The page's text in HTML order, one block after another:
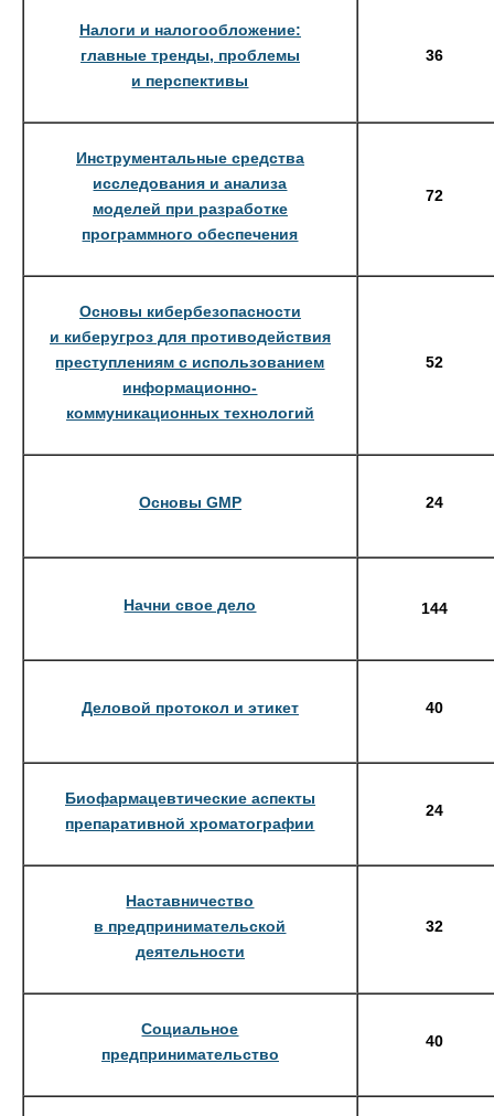
Налоги и налогообложение:
главные тренды, проблемы
и перспективы
36
Инструментальные средства
исследования и анализа
моделей при разработке
программного обеспечения
72
Основы кибербезопасности
и киберугроз для противодействия
преступлениям с использованием
информационно-
коммуникационных технологий
52
Основы GMP 24
Начни свое дело 144
Деловой протокол и этикет 40
Биофармацевтические аспекты
препаративной хроматографии
24
Наставничество
в предпринимательской
деятельности
32
Социальное
предпринимательство
40